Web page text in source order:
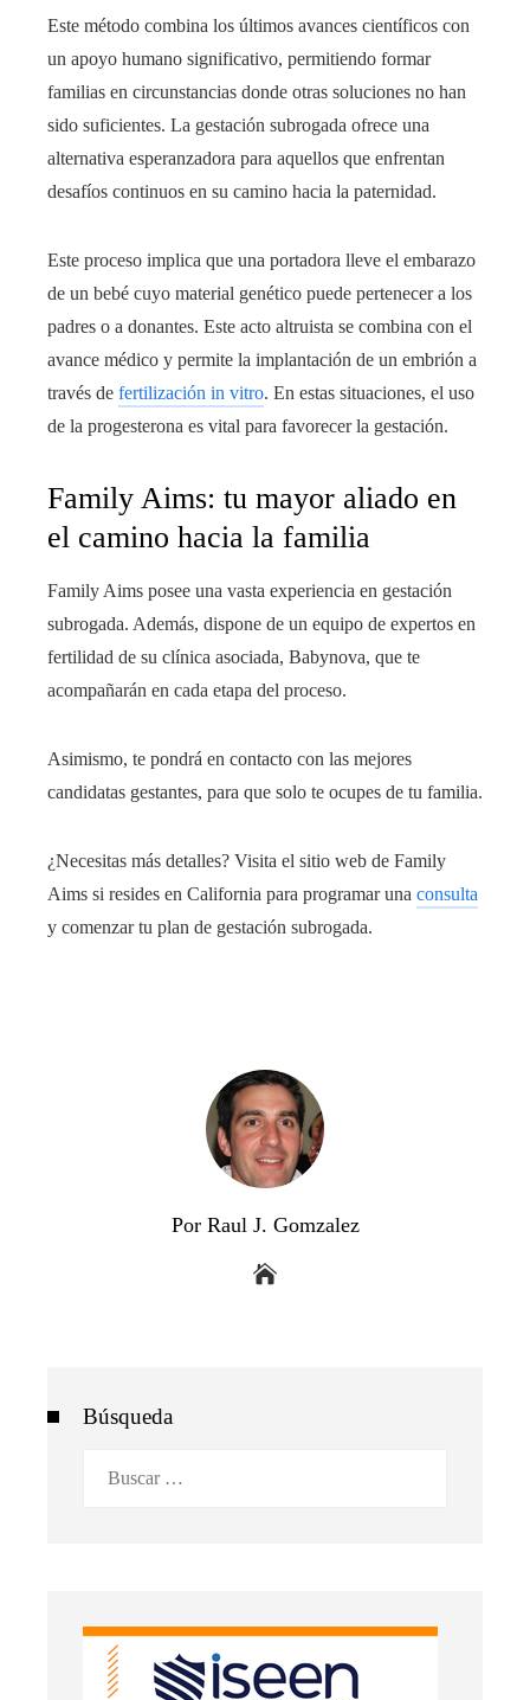
Este método combina los últimos avances científicos con
un apoyo humano significativo, permitiendo formar
familias en circunstancias donde otras soluciones no han
sido suficientes. La gestación subrogada ofrece una
alternativa esperanzadora para aquellos que enfrentan
desafíos continuos en su camino hacia la paternidad.
Este proceso implica que una portadora lleve el embarazo
de un bebé cuyo material genético puede pertenecer a los
padres o a donantes. Este acto altruista se combina con el
avance médico y permite la implantación de un embrión a
través de fertilización in vitro. En estas situaciones, el uso
de la progesterona es vital para favorecer la gestación.
Family Aims: tu mayor aliado en
el camino hacia la familia
Family Aims posee una vasta experiencia en gestación
subrogada. Además, dispone de un equipo de expertos en
fertilidad de su clínica asociada, Babynova, que te
acompañarán en cada etapa del proceso.
Asimismo, te pondrá en contacto con las mejores
candidatas gestantes, para que solo te ocupes de tu familia.
¿Necesitas más detalles? Visita el sitio web de Family
Aims si resides en California para programar una consulta
y comenzar tu plan de gestación subrogada.
Por Raul J. Gomzalez
Búsqueda